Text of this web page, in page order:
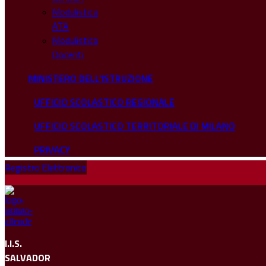
Modulistica
ATA
Modulistica
Docenti
MINISTERO DELL'ISTRUZIONE
UFFICIO SCOLASTICO REGIONALE
UFFICIO SCOLASTICO TERRITORIALE DI MILANO
PRIVACY
Registro Elettronico
I.I.S.
SALVADOR